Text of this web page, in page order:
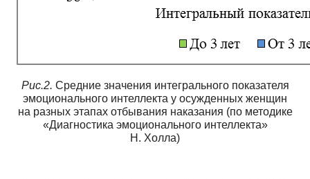
Рис.2. Средние значения интегрального показателя
эмоционального интеллекта у осужденных женщин
на разных этапах отбывания наказания (по методике
«Диагностика эмоционального интеллекта»
Н. Холла)